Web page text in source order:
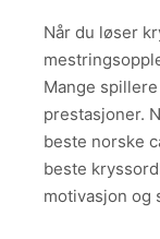
Når du løser
Mange
prestasjoner.
beste norske
beste
motivasjon og